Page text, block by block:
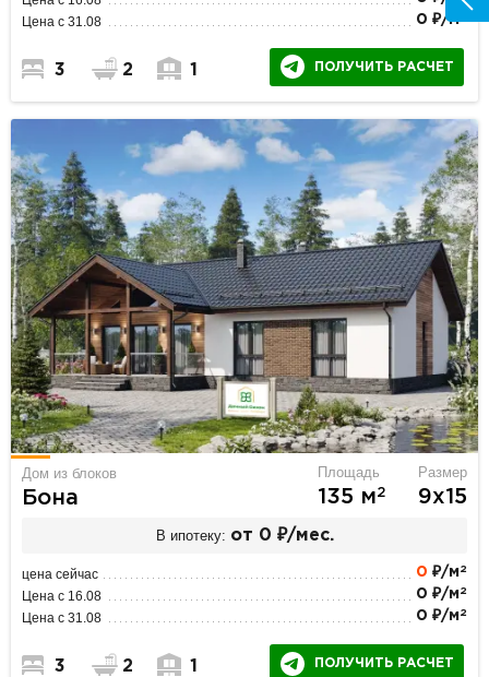
Цена с 31.08 0 ₽/м
3 2 1 ПОЛУЧИТЬ РАСЧЕТ
Дом из блоков
Бона
Площадь
135 м2
Размер
9х15
В ипотеку: от 0 ₽/мес.
цена сейчас 0 ₽/м 2
Цена с 16.08 0 ₽/м 2
Цена с 31.08 0 ₽/м 2
3 2 1 ПОЛУЧИТЬ РАСЧЕТ